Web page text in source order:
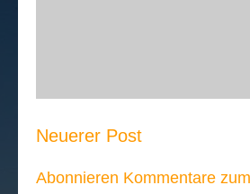
Neuerer Post
Abonnieren Kommentare